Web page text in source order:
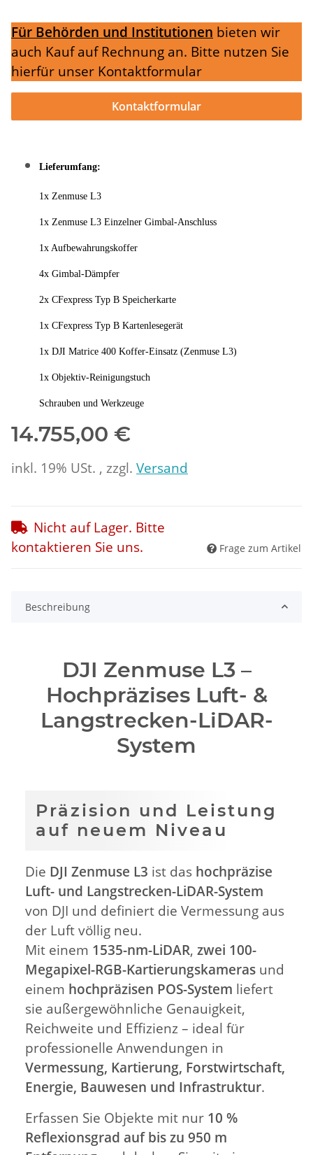
Für Behörden und Institutionen bieten wir
auch Kauf auf Rechnung an. Bitte nutzen Sie
hierfür unser Kontaktformular
Kontaktformular
Lieferumfang:
1x Zenmuse L3
1x Zenmuse L3 Einzelner Gimbal-Anschluss
1x Aufbewahrungskoffer
4x Gimbal-Dämpfer
2x CFexpress Typ B Speicherkarte
1x CFexpress Typ B Kartenlesegerät
1x DJI Matrice 400 Koffer-Einsatz (Zenmuse L3)
1x Objektiv-Reinigungstuch
Schrauben und Werkzeuge
14.755,00 €
inkl. 19% USt. , zzgl. Versand
Nicht auf Lager. Bitte
kontaktieren Sie uns.
Frage zum Artikel
Beschreibung
DJI Zenmuse L3 –
Hochpräzises Luft- &
Langstrecken-LiDAR-
System
Präzision und Leistung
auf neuem Niveau
Die DJI Zenmuse L3 ist das hochpräzise
Luft- und Langstrecken-LiDAR-System
von DJI und definiert die Vermessung aus
der Luft völlig neu.
Mit einem 1535-nm-LiDAR, zwei 100-
Megapixel-RGB-Kartierungskameras und
einem hochpräzisen POS-System liefert
sie außergewöhnliche Genauigkeit,
Reichweite und Effizienz – ideal für
professionelle Anwendungen in
Vermessung, Kartierung, Forstwirtschaft,
Energie, Bauwesen und Infrastruktur.
Erfassen Sie Objekte mit nur 10 %
Reflexionsgrad auf bis zu 950 m